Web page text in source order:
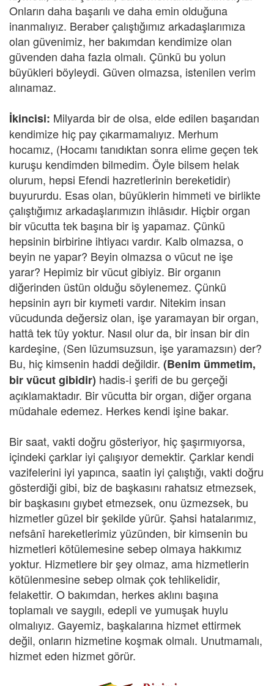
Onların daha başarılı ve daha emin olduğuna
inanmalıyız. Beraber çalıştığımız arkadaşlarımıza
olan güvenimiz, her bakımdan kendimize olan
güvenden daha fazla olmalı. Çünkü bu yolun
büyükleri böyleydi. Güven olmazsa, istenilen verim
alınamaz.
İkincisi: Milyarda bir de olsa, elde edilen başarıdan
kendimize hiç pay çıkarmamalıyız. Merhum
hocamız, (Hocamı tanıdıktan sonra elime geçen tek
kuruşu kendimden bilmedim. Öyle bilsem helak
olurum, hepsi Efendi hazretlerinin bereketidir)
buyururdu. Esas olan, büyüklerin himmeti ve birlikte
çalıştığımız arkadaşlarımızın ihlâsıdır. Hiçbir organ
bir vücutta tek başına bir iş yapamaz. Çünkü
hepsinin birbirine ihtiyacı vardır. Kalb olmazsa, o
beyin ne yapar? Beyin olmazsa o vücut ne işe
yarar? Hepimiz bir vücut gibiyiz. Bir organın
diğerinden üstün olduğu söylenemez. Çünkü
hepsinin ayrı bir kıymeti vardır. Nitekim insan
vücudunda değersiz olan, işe yaramayan bir organ,
hattâ tek tüy yoktur. Nasıl olur da, bir insan bir din
kardeşine, (Sen lüzumsuzsun, işe yaramazsın) der?
Bu, hiç kimsenin haddi değildir. (Benim ümmetim,
bir vücut gibidir) hadis-i şerifi de bu gerçeği
açıklamaktadır. Bir vücutta bir organ, diğer organa
müdahale edemez. Herkes kendi işine bakar.
Bir saat, vakti doğru gösteriyor, hiç şaşırmıyorsa,
içindeki çarklar iyi çalışıyor demektir. Çarklar kendi
vazifelerini iyi yapınca, saatin iyi çalıştığı, vakti doğru
gösterdiği gibi, biz de başkasını rahatsız etmezsek,
bir başkasını gıybet etmezsek, onu üzmezsek, bu
hizmetler güzel bir şekilde yürür. Şahsi hatalarımız,
nefsânî hareketlerimiz yüzünden, bir kimsenin bu
hizmetleri kötülemesine sebep olmaya hakkımız
yoktur. Hizmetlere bir şey olmaz, ama hizmetlerin
kötülenmesine sebep olmak çok tehlikelidir,
felakettir. O bakımdan, herkes aklını başına
toplamalı ve saygılı, edepli ve yumuşak huylu
olmalıyız. Gayemiz, başkalarına hizmet ettirmek
değil, onların hizmetine koşmak olmalı. Unutmamalı,
hizmet eden hizmet görür.